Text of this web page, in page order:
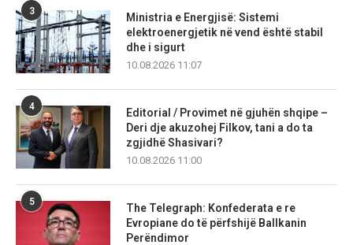
3
Ministria e Energjisë: Sistemi
elektroenergjetik në vend është stabil
dhe i sigurt
10.08.2026 11:07
4
Editorial / Provimet në gjuhën shqipe –
Deri dje akuzohej Filkov, tani a do ta
zgjidhë Shasivari?
10.08.2026 11:00
5
The Telegraph: Konfederata e re
Evropiane do të përfshijë Ballkanin
Perëndimor